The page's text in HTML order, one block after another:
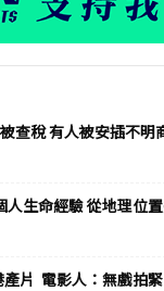
查稅 有人被安插不明
人生命經驗 從地理位
片 電影人：無戲拍緊